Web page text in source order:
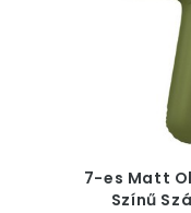
7-es Matt
Színű